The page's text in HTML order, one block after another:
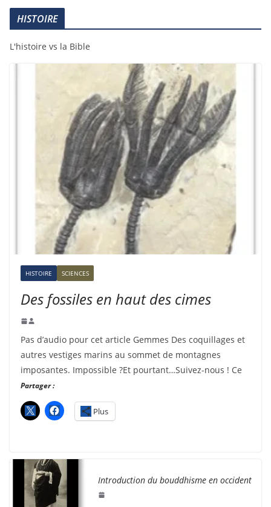
HISTOIRE
L'histoire vs la Bible
HISTOIRE SCIENCES
Des fossiles en haut des cimes
Pas d’audio pour cet article Gemmes Des coquillages et
autres vestiges marins au sommet de montagnes
imposantes. Impossible ?Et pourtant…Suivez-nous ! Ce
Partager :
Plus
Introduction du bouddhisme en occident